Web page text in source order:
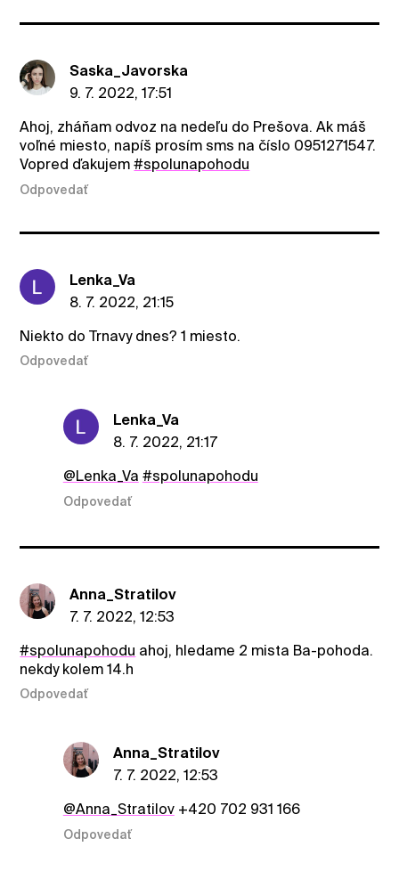
Saska_Javorska
9. 7. 2022, 17:51
Ahoj, zháňam odvoz na nedeľu do Prešova. Ak máš
voľné miesto, napíš prosím sms na číslo 0951271547.
Vopred ďakujem#spolunapohodu
Odpovedať
Lenka_Va
8. 7. 2022, 21:15
Niekto do Trnavy dnes? 1 miesto.
Odpovedať
Lenka_Va
8. 7. 2022, 21:17
@Lenka_Va #spolunapohodu
Odpovedať
Anna_Stratilov
7. 7. 2022, 12:53
#spolunapohodu ahoj, hledame 2 mista Ba-pohoda.
nekdy kolem 14.h
Odpovedať
Anna_Stratilov
7. 7. 2022, 12:53
@Anna_Stratilov+420 702 931 166
Odpovedať